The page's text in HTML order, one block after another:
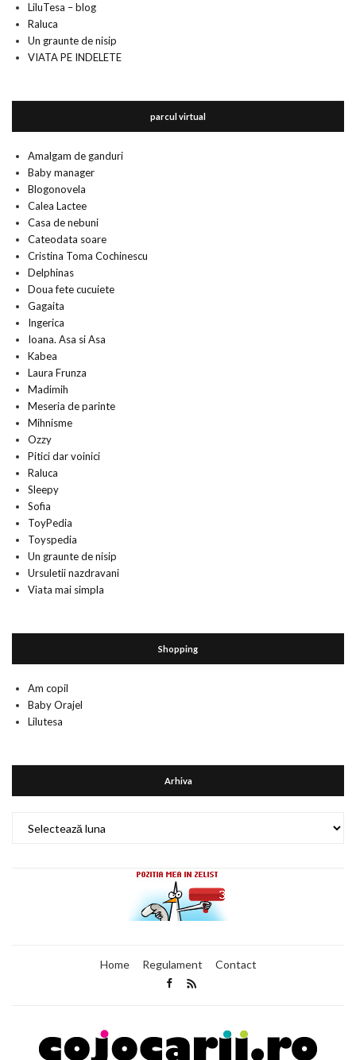
LiluTesa – blog
Raluca
Un graunte de nisip
VIATA PE INDELETE
parcul virtual
Amalgam de ganduri
Baby manager
Blogonovela
Calea Lactee
Casa de nebuni
Cateodata soare
Cristina Toma Cochinescu
Delphinas
Doua fete cucuiete
Gagaita
Ingerica
Ioana. Asa si Asa
Kabea
Laura Frunza
Madimih
Meseria de parinte
Mihnisme
Ozzy
Pitici dar voinici
Raluca
Sleepy
Sofia
ToyPedia
Toyspedia
Un graunte de nisip
Ursuletii nazdravani
Viata mai simpla
Shopping
Am copil
Baby Orajel
Lilutesa
Arhiva
Home Regulament Contact